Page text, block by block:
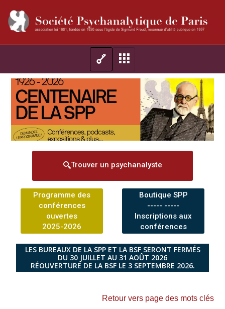
Trouver un psychanalyste
Programme des
conférences
ouvertes
2025-2026
Boutique SPP
----- -----
Inscriptions aux
conférences
LES BUREAUX DE LA SPP ET LA BSF SERONT FERMÉS
DU 30 JUILLET AU 31 AOÛT 2026
RÉOUVERTURE DE LA BSF LE 3 SEPTEMBRE 2026.
Retour vers page des mots clés